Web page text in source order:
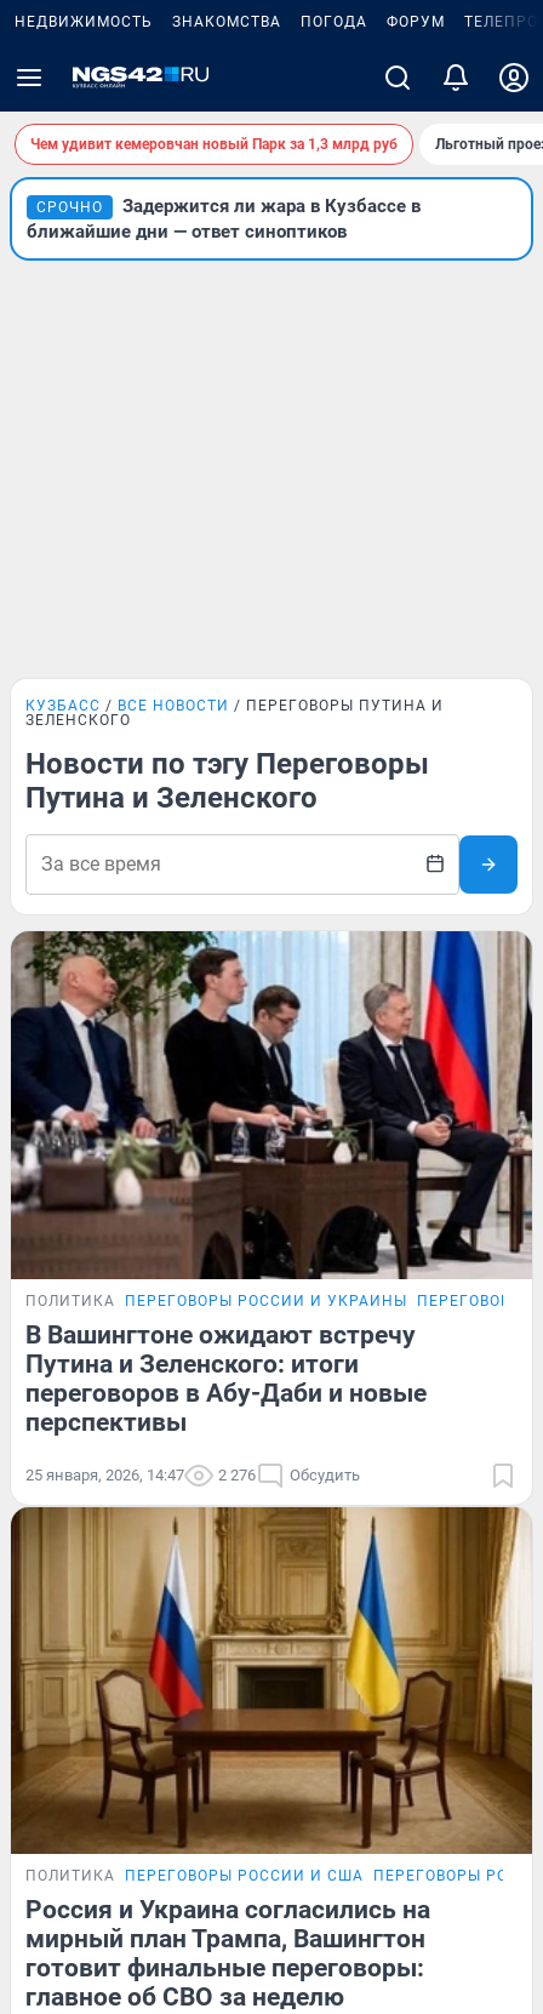
НЕДВИЖИМОСТЬ ЗНАКОМСТВА ПОГОДА ФОРУМ
Чем удивит кемеровчан новый Парк за 1,3 млрд руб Льготный
СРОЧНО
Задержится ли жара в Кузбассе в
ближайшие дни — ответ синоптиков
КУЗБАСС ВСЕ НОВОСТИ
ПЕРЕГОВОРЫ ПУТИНА И
ЗЕЛЕНСКОГО
Новости по тэгу Переговоры
Путина и Зеленского
ПОЛИТИКА ПЕРЕГОВОРЫ РОССИИ И УКРАИНЫ ПЕРЕГОВОРЫ
В Вашингтоне ожидают встречу
Путина и Зеленского: итоги
переговоров в Абу-Даби и новые
перспективы
25 января, 2026, 14:47 2 276 Обсудить
ПОЛИТИКА ПЕРЕГОВОРЫ РОССИИ И США ПЕРЕГОВОРЫ
Россия и Украина согласились на
мирный план Трампа, Вашингтон
готовит финальные переговоры:
главное об СВО за неделю